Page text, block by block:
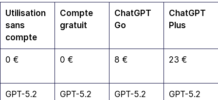
Utilisation
sans
compte
Compte
gratuit
ChatGPT
Go
ChatGPT
Plus
0 € 0 € 8 € 23 €
GPT-5.2
GPT-5.2
GPT-5.2
GPT-5.2